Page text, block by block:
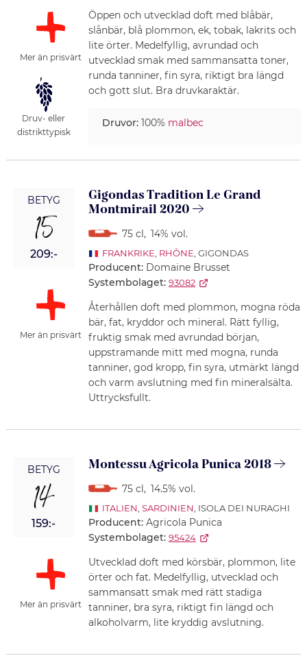
Mer än prisvärt
Druv- eller
distrikttypisk
Öppen och utvecklad doft med blåbär,
slånbär, blå plommon, ek, tobak, lakrits och
lite örter. Medelfyllig, avrundad och
utvecklad smak med sammansatta toner,
runda tanniner, fin syra, riktigt bra längd
och gott slut. Bra druvkaraktär.
Druvor:100% malbec
BETYG
15
209:-
Mer än prisvärt
Gigondas Tradition Le Grand
Montmirail 2020
75 cl, 14% vol.
FRANKRIKE, RHÔNE, GIGONDAS
Producent: Domaine Brusset
Systembolaget: 93082
Återhållen doft med plommon, mogna röda
bär, fat, kryddor och mineral. Rätt fyllig,
fruktig smak med avrundad början,
uppstramande mitt med mogna, runda
tanniner, god kropp, fin syra, utmärkt längd
och varm avslutning med fin mineralsälta.
Uttrycksfullt.
BETYG
14
159:-
Mer än prisvärt
Montessu Agricola Punica 2018
75 cl, 14.5% vol.
ITALIEN, SARDINIEN, ISOLA DEI NURAGHI
Producent: Agricola Punica
Systembolaget: 95424
Utvecklad doft med körsbär, plommon, lite
örter och fat. Medelfyllig, utvecklad och
sammansatt smak med rätt stadiga
tanniner, bra syra, riktigt fin längd och
alkoholvarm, lite kryddig avslutning.